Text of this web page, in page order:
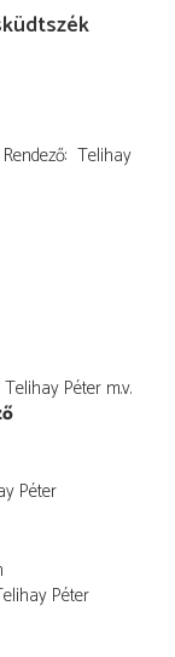
Rendező Telihay
Telihay Péter m.v.
Péter
Péter